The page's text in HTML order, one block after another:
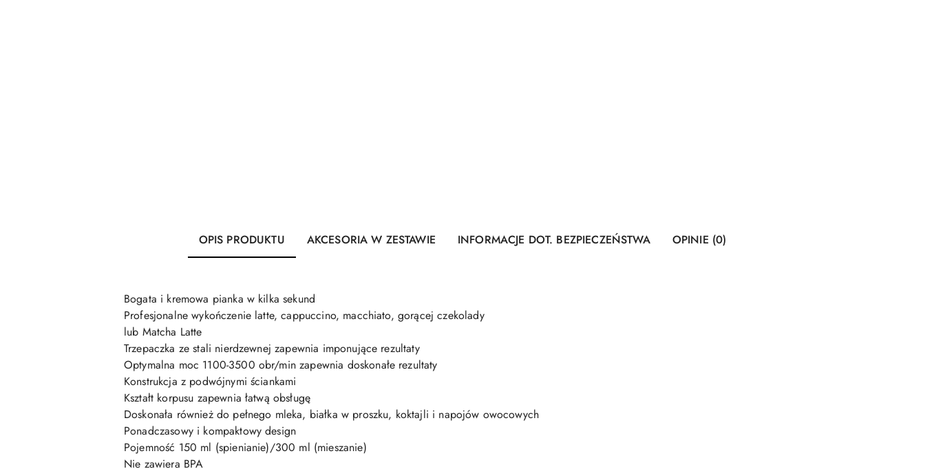
OPIS PRODUKTU AKCESORIA W ZESTAWIE INFORMACJE DOT. BEZPIECZEŃSTWA OPINIE (0)
Bogata i kremowa pianka w kilka sekund
Profesjonalne wykończenie latte, cappuccino, macchiato, gorącej czekolady
lub Matcha Latte
Trzepaczka ze stali nierdzewnej zapewnia imponujące rezultaty
Optymalna moc 1100-3500 obr/min zapewnia doskonałe rezultaty
Konstrukcja z podwójnymi ściankami
Kształt korpusu zapewnia łatwą obsługę
Doskonała również do pełnego mleka, białka w proszku, koktajli i napojów owocowych
Ponadczasowy i kompaktowy design
Pojemność 150 ml (spienianie)/300 ml (mieszanie)
Nie zawiera BPA